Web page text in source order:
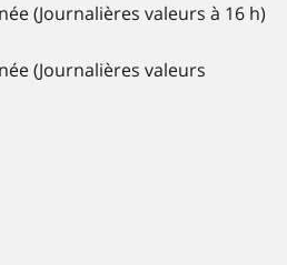
(Journalières valeurs à 16 h)
(Journalières valeurs